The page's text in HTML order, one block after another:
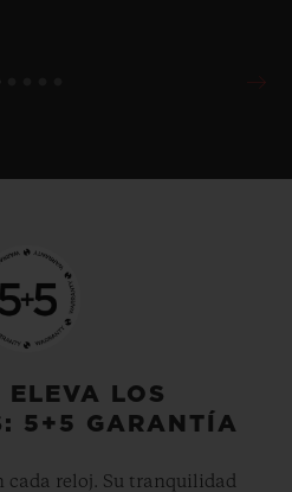
ELEVA LOS
5+5 GARANTÍA
cada reloj. Su tranquilidad